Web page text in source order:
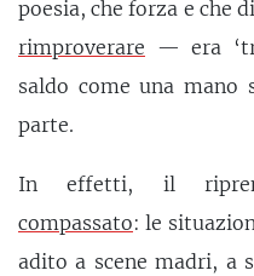
poesia, che forza e che
rimproverare — era
saldo come una mano
parte.
In effetti, il
compassato: le
adito a scene madri, a